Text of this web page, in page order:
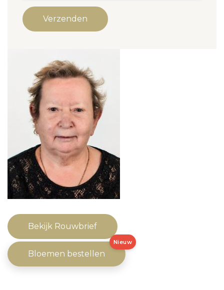
Verzenden
Bekijk Rouwbrief
Bloemen bestellen
Nieuw